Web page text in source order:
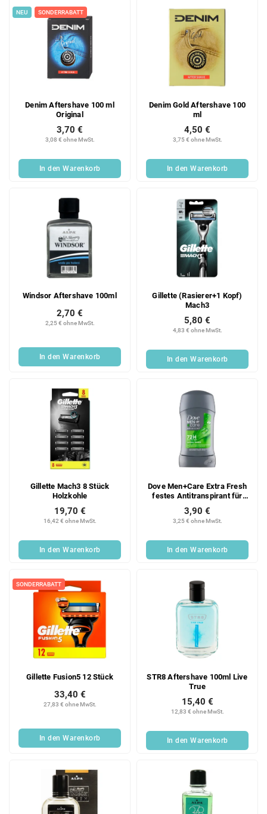
eNEU SONDERRABATT
Denim Aftershave 100 ml
Original
3,08 € ohne MwSt.
3,70 €
In den Warenkorb
Denim Gold Aftershave 100
ml
3,75 € ohne MwSt.
4,50 €
In den Warenkorb
Windsor Aftershave 100ml
2,25 € ohne MwSt.
2,70 €
In den Warenkorb
Gillette (Rasierer+1 Kopf)
Mach3
4,83 € ohne MwSt.
5,80 €
In den Warenkorb
Gillette Mach3 8 Stück
Holzkohle
16,42 € ohne MwSt.
19,70 €
In den Warenkorb
Dove Men+Care Extra Fresh
festes Antitranspirant für
3,25 € ohne MwSt.
3,90 €
In den Warenkorb
SONDERRABATT
Gillette Fusion5 12 Stück
27,83 € ohne MwSt.
33,40 €
In den Warenkorb
STR8 Aftershave 100ml Live
True
12,83 € ohne MwSt.
15,40 €
In den Warenkorb